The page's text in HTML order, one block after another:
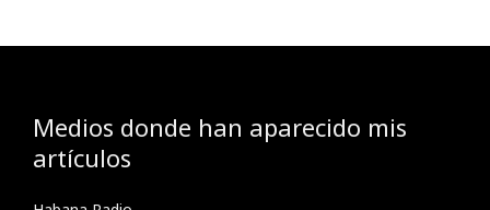
Medios donde han aparecido mis
artículos